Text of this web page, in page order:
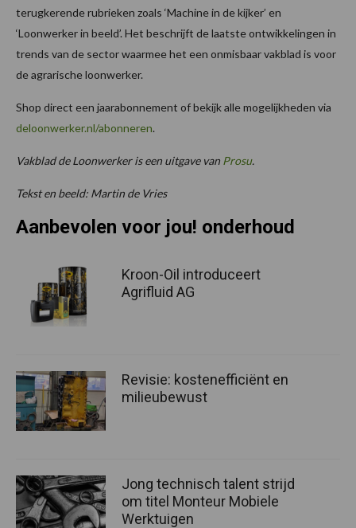
terugkerende rubrieken zoals ‘Machine in de kijker’ en
‘Loonwerker in beeld’. Het beschrijft de laatste ontwikkelingen in
trends van de sector waarmee het een onmisbaar vakblad is voor
de agrarische loonwerker.
Shop direct een jaarabonnement of bekijk alle mogelijkheden via
deloonwerker.nl/abonneren.
Vakblad de Loonwerker is een uitgave van Prosu.
Tekst en beeld: Martin de Vries
Aanbevolen voor jou! onderhoud
Kroon-Oil introduceert
Agrifluid AG
Revisie: kostenefficiënt en
milieubewust
Jong technisch talent strijd
om titel Monteur Mobiele
Werktuigen